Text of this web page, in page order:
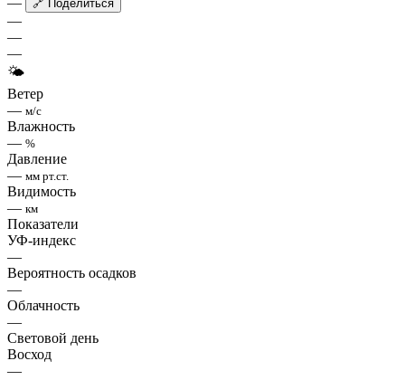
🔗 Поделиться
—
—
—
🌤
Ветер
— м/с
Влажность
— %
Давление
— мм рт.ст.
Видимость
— км
Показатели
УФ-индекс
—
Вероятность осадков
—
Облачность
—
Световой день
Восход
—